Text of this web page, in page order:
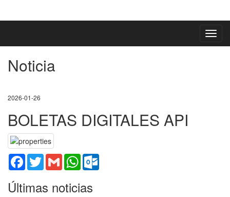
Noticia
2026-01-26
BOLETAS DIGITALES API
Facebook
TwitterGmail WhatsApp
Últimas noticias